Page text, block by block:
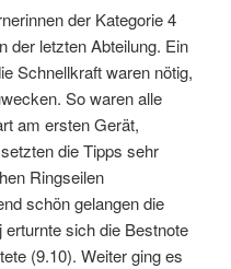
der Kategorie 4
der letzten Abteilung. Ein
Schnellkraft waren nötig,
So waren alle
am ersten Gerät,
die Tipps sehr
Ringseilen
schön gelangen die
sich die Bestnote
(9.10). Weiter ging es